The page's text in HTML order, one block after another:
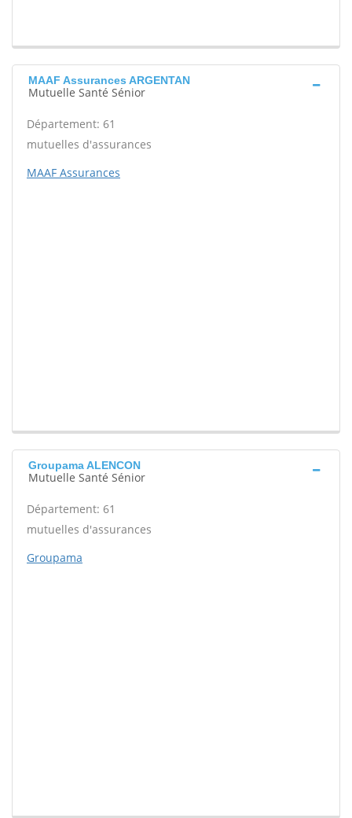
MAAF Assurances ARGENTAN
Mutuelle Santé Sénior
Département: 61
mutuelles d'assurances
MAAF Assurances
Groupama ALENCON
Mutuelle Santé Sénior
Département: 61
mutuelles d'assurances
Groupama